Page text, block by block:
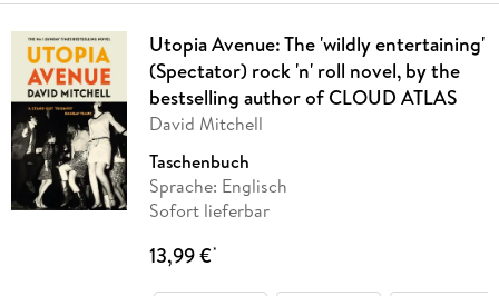
Utopia Avenue: The 'wildly entertaining'
(Spectator) rock 'n' roll novel, by the
bestselling author of CLOUD ATLAS
David Mitchell
Taschenbuch
Sprache: Englisch
Sofort lieferbar
13,99 €*